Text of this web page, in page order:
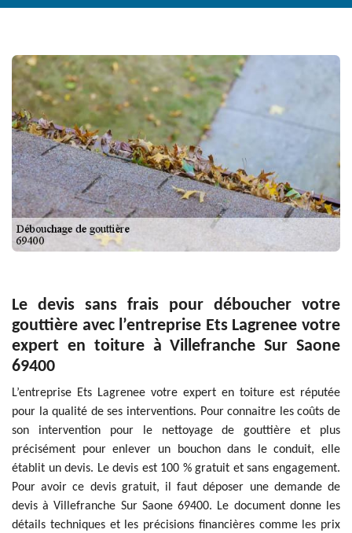
Le devis sans frais pour déboucher votre
gouttière avec l’entreprise Ets Lagrenee votre
expert en toiture à Villefranche Sur Saone
69400
L’entreprise Ets Lagrenee votre expert en toiture est réputée
pour la qualité de ses interventions. Pour connaitre les coûts de
son intervention pour le nettoyage de gouttière et plus
précisément pour enlever un bouchon dans le conduit, elle
établit un devis. Le devis est 100 % gratuit et sans engagement.
Pour avoir ce devis gratuit, il faut déposer une demande de
devis à Villefranche Sur Saone 69400. Le document donne les
détails techniques et les précisions financières comme les prix